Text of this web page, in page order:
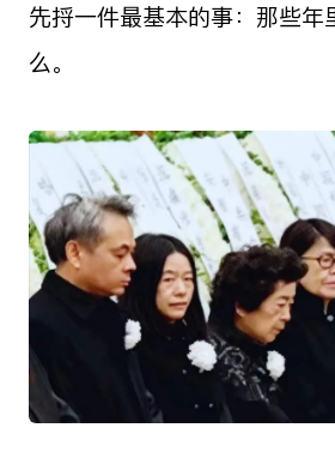
先捋一件最基本的事：那些年
么。